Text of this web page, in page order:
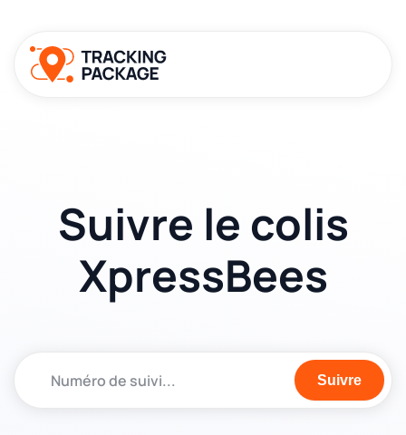
Suivre le colis
XpressBees
Suivre